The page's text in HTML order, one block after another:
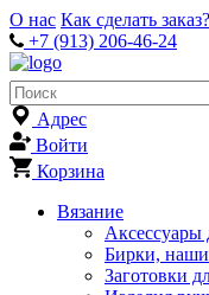
О нас Как сделать заказ?
+7 (913) 206-46-24
Адрес
Войти
Корзина
Вязание
Аксессуары
Бирки,
Заготовки